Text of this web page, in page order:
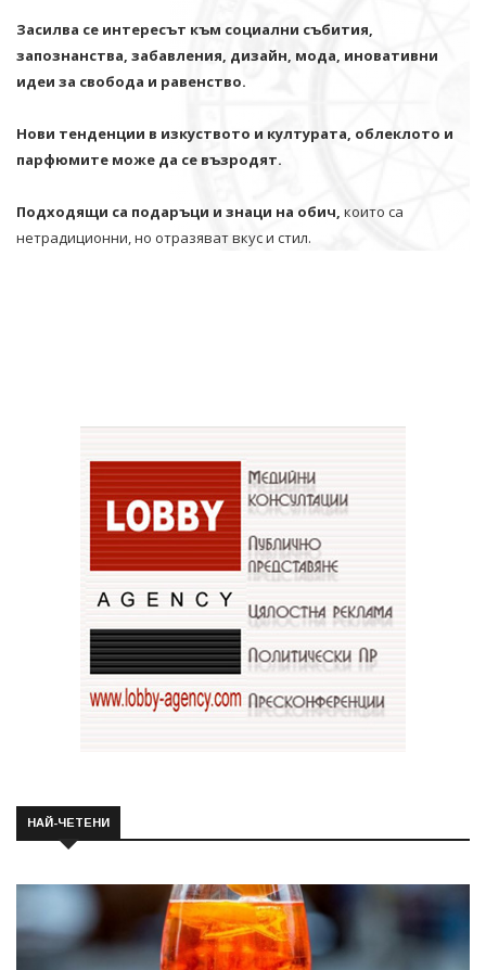
Засилва се интересът към социални събития,
запознанства, забавления, дизайн, мода, иновативни
идеи за свобода и равенство.
Нови тенденции в изкуството и културата, облеклото и
парфюмите може да се възродят.
Подходящи са подаръци и знаци на обич, които са
нетрадиционни, но отразяват вкус и стил.
НАЙ-ЧЕТЕНИ